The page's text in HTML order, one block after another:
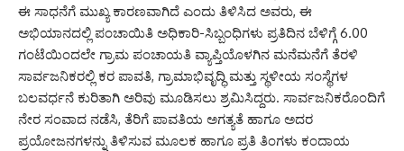
ಈ ಸಾಧನೆಗೆ ಮುಖ್ಯ ಕಾರಣವಾಗಿದೆ ಎಂದು ತಿಳಿಸಿದ ಅವರು, ಈ
ಅಭಿಯಾನದಲ್ಲಿ ಪಂಚಾಯಿತಿ ಅಧಿಕಾರಿ-ಸಿಬ್ಬಂಧಿಗಳು ಪ್ರತಿದಿನ ಬೆಳಿಗ್ಗೆ 6.00
ಗಂಟೆಯಿಂದಲೇ ಗ್ರಾಮ ಪಂಚಾಯತಿ ವ್ಯಾಪ್ತಿಯೊಳಗಿನ ಮನೆಮನೆಗೆ ತೆರಳಿ
ಸಾರ್ವಜನಿಕರಲ್ಲಿ ಕರ ಪಾವತಿ, ಗ್ರಾಮಾಭಿವೃದ್ಧಿ ಮತ್ತು ಸ್ಥಳೀಯ ಸಂಸ್ಥೆಗಳ
ಬಲವರ್ಧನೆ ಕುರಿತಾಗಿ ಅರಿವು ಮೂಡಿಸಲು ಶ್ರಮಿಸಿದ್ದರು. ಸಾರ್ವಜನಿಕರೊಂದಿಗೆ
ನೇರ ಸಂವಾದ ನಡೆಸಿ, ತೆರಿಗೆ ಪಾವತಿಯ ಅಗತ್ಯತೆ ಹಾಗೂ ಅದರ
ಪ್ರಯೋಜನಗಳನ್ನು ತಿಳಿಸುವ ಮೂಲಕ ಹಾಗೂ ಪ್ರತಿ ತಿಂಗಳು ಕಂದಾಯ